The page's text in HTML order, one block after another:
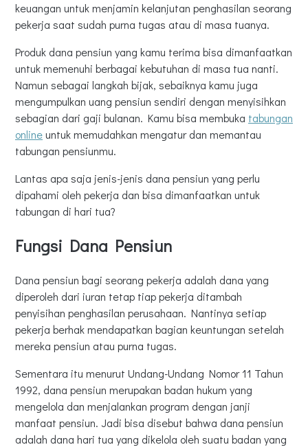
keuangan untuk menjamin kelanjutan penghasilan seorang
pekerja saat sudah purna tugas atau di masa tuanya.
Produk dana pensiun yang kamu terima bisa dimanfaatkan
untuk memenuhi berbagai kebutuhan di masa tua nanti.
Namun sebagai langkah bijak, sebaiknya kamu juga
mengumpulkan uang pensiun sendiri dengan menyisihkan
sebagian dari gaji bulanan. Kamu bisa membuka tabungan
onlineuntuk memudahkan mengatur dan memantau
tabungan pensiunmu.
Lantas apa saja jenis-jenis dana pensiun yang perlu
dipahami oleh pekerja dan bisa dimanfaatkan untuk
tabungan di hari tua?
Fungsi Dana Pensiun
Dana pensiun bagi seorang pekerja adalah dana yang
diperoleh dari iuran tetap tiap pekerja ditambah
penyisihan penghasilan perusahaan. Nantinya setiap
pekerja berhak mendapatkan bagian keuntungan setelah
mereka pensiun atau purna tugas.
Sementara itu menurut Undang-Undang Nomor 11 Tahun
1992, dana pensiun merupakan badan hukum yang
mengelola dan menjalankan program dengan janji
manfaat pensiun. Jadi bisa disebut bahwa dana pensiun
adalah dana hari tua yang dikelola oleh suatu badan yang